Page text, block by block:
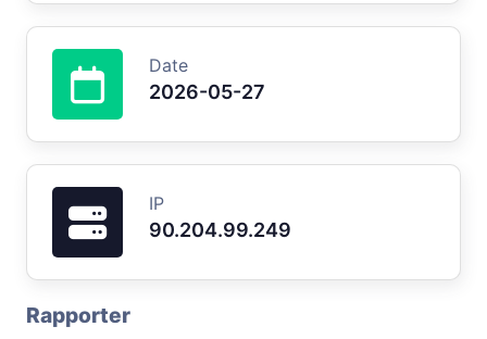
Date
2026-05-27
IP
90.204.99.249
Rapporter